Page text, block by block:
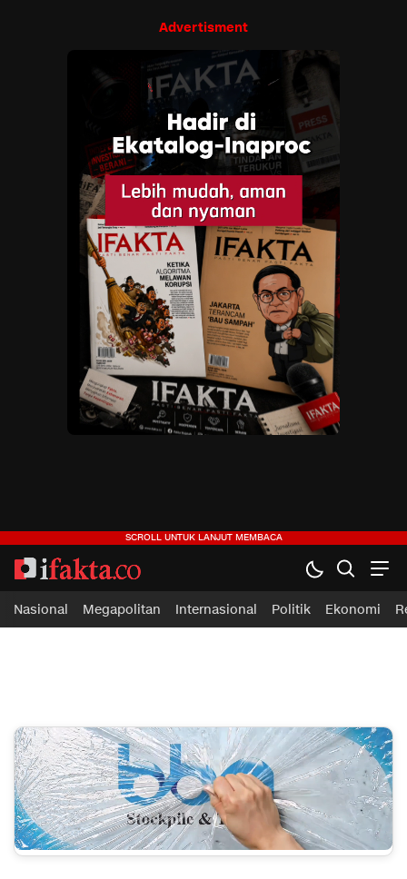
Advertisment
ifakta.co
#pastibenar
Nasional Megapolitan Internasional Politik Ekonomi